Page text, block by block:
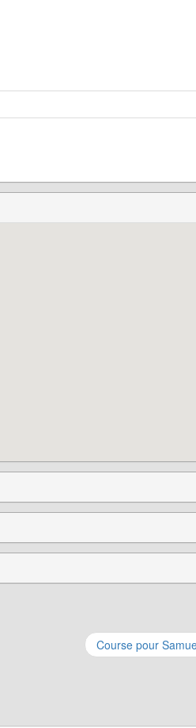
Course pour